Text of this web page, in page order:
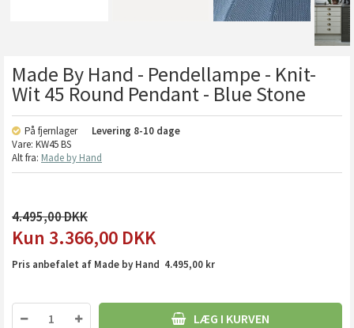
Made By Hand - Pendellampe - Knit-
Wit 45 Round Pendant - Blue Stone
På fjernlager Levering 8-10 dage
Vare: KW45 BS
Alt fra: Made by Hand
4.495,00
3.366,00 DKK
Pris anbefalet af Made by Hand 4.495,00 kr
LÆG I KURVEN